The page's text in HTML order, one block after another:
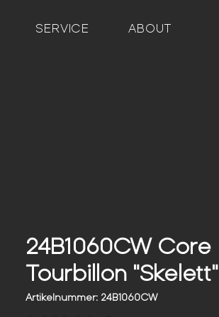
SERVICE ABOUT
24B1060CW Core
Tourbillon "Skelett"
Artikelnummer: 24B1060CW